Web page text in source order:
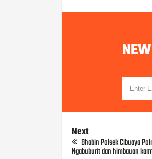
Next
Bhabin Polsek Cibuaya
Ngabuburit dan himbauan